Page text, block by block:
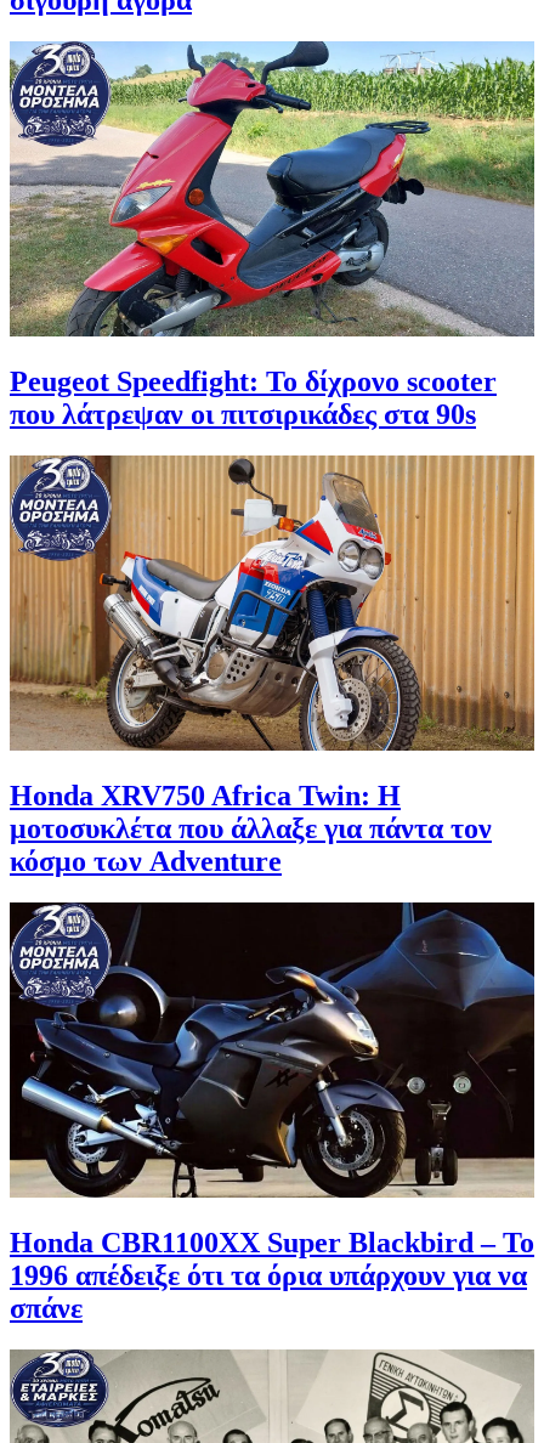
Peugeot Speedfight: Το δίχρονο scooter
που λάτρεψαν οι πιτσιρικάδες στα 90s
Honda XRV750 Africa Twin: Η
μοτοσυκλέτα που άλλαξε για πάντα τον
κόσμο των Adventure
Honda CBR1100XX Super Blackbird – To
1996 απέδειξε ότι τα όρια υπάρχουν για να
σπάνε